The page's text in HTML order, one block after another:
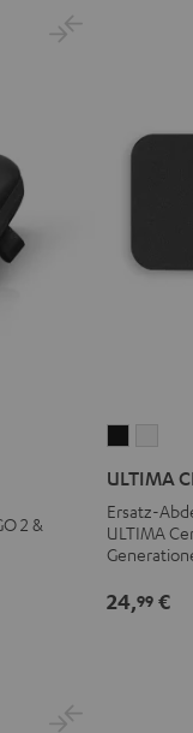
2 &
Mk4Mk4
ULTIMA
Ersatz-
ULTIMA
24,99 €